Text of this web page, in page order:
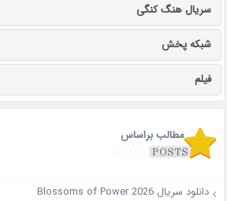
سریال هنگ کنگی
شبکه پخش
فیلم
مطالب براساس
دانلود سریال Blossoms of Power 2026